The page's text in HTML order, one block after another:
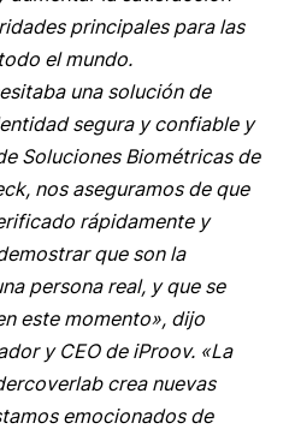
principales para las
el mundo.
una solución de
segura y confiable y
Soluciones Biométricas de
nos aseguramos de que
rápidamente y
que son la
persona real, y que se
este momento», dijo
y CEO de iProov. «La
crea nuevas
emocionados de